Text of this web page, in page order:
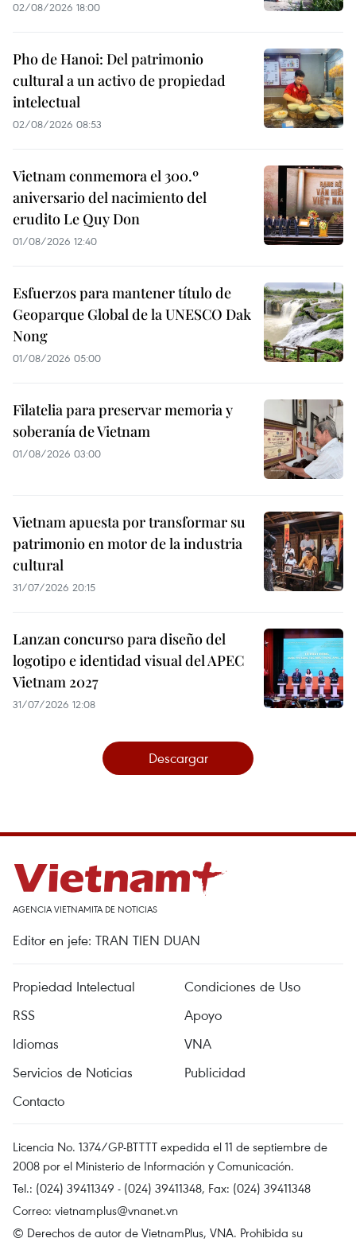
02/08/2026 18:00
Pho de Hanoi: Del patrimonio
cultural a un activo de propiedad
intelectual
02/08/2026 08:53
Vietnam conmemora el 300.º
aniversario del nacimiento del
erudito Le Quy Don
01/08/2026 12:40
Esfuerzos para mantener título de
Geoparque Global de la UNESCO Dak
Nong
01/08/2026 05:00
Filatelia para preservar memoria y
soberanía de Vietnam
01/08/2026 03:00
Vietnam apuesta por transformar su
patrimonio en motor de la industria
cultural
31/07/2026 20:15
Lanzan concurso para diseño del
logotipo e identidad visual del APEC
Vietnam 2027
31/07/2026 12:08
Descargar
AGENCIA VIETNAMITA DE NOTICIAS
Editor en jefe: TRAN TIEN DUAN
Propiedad Intelectual
Condiciones de Uso
RSS
Apoyo
Idiomas
VNA
Servicios de Noticias
Publicidad
Contacto
Licencia No. 1374/GP-BTTTT expedida el 11 de septiembre de
2008 por el Ministerio de Información y Comunicación.
Tel.: (024) 39411349 - (024) 39411348, Fax: (024) 39411348
Correo: vietnamplus@vnanet.vn
© Derechos de autor de VietnamPlus, VNA. Prohibida su